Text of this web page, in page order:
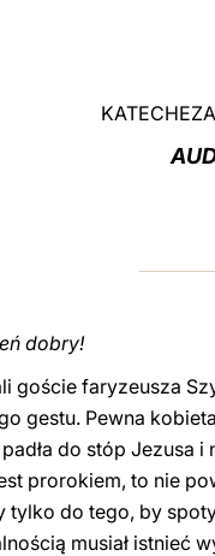
dobry!
goście faryzeusza
gestu. Pewna
do stóp
prorokiem, to nie
tylko do tego, by
musiał istnieć